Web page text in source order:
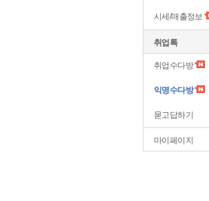
시세/매출정보
취업톡
취업수다방
익명수다방
묻고답하기
마이페이지